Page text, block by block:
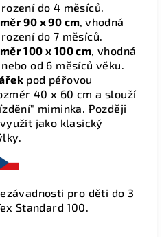
do 4 měsíců.
90 x 90 cm, vhodná
do 7 měsíců.
100 x 100 cm, vhodná
od 6 měsíců věku.
pod péřovou
40 x 60 cm a slouží
miminka. Později
jako klasický
pro děti do 3
Standard 100.